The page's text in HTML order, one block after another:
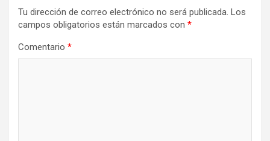
Tu dirección de correo electrónico no será publicada. Los
campos obligatorios están marcados con *
Comentario *